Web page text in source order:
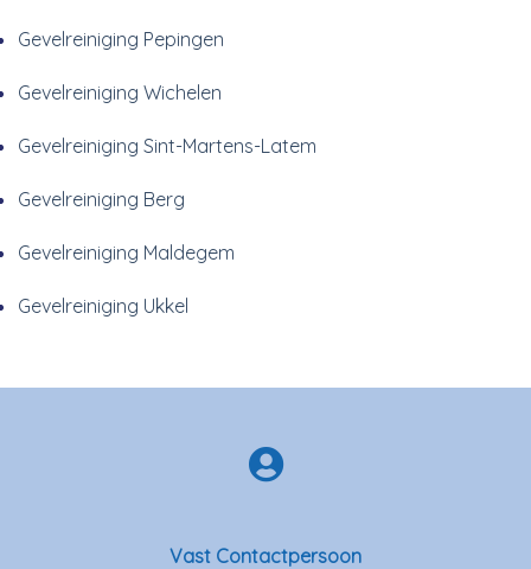
Gevelreiniging Pepingen
Gevelreiniging Wichelen
Gevelreiniging Sint-Martens-Latem
Gevelreiniging Berg
Gevelreiniging Maldegem
Gevelreiniging Ukkel
Vast Contactpersoon